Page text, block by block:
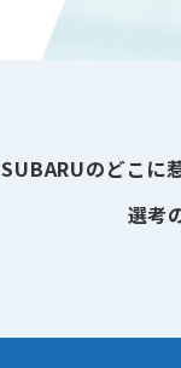
のどこ
選考